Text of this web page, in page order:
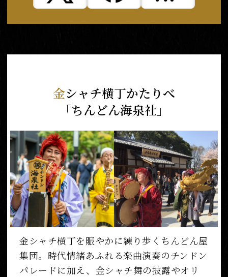
金シャチ横丁かたりべ
「ちんどん海泉社」
金シャチ横丁を賑やかに練り歩くちんどん屋
集団。時代情緒あふれる楽曲演奏のチンドン
パレードに加え、金シャチ舞の披露やオリ